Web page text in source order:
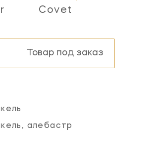
Covet
Товар под заказ
алебастр